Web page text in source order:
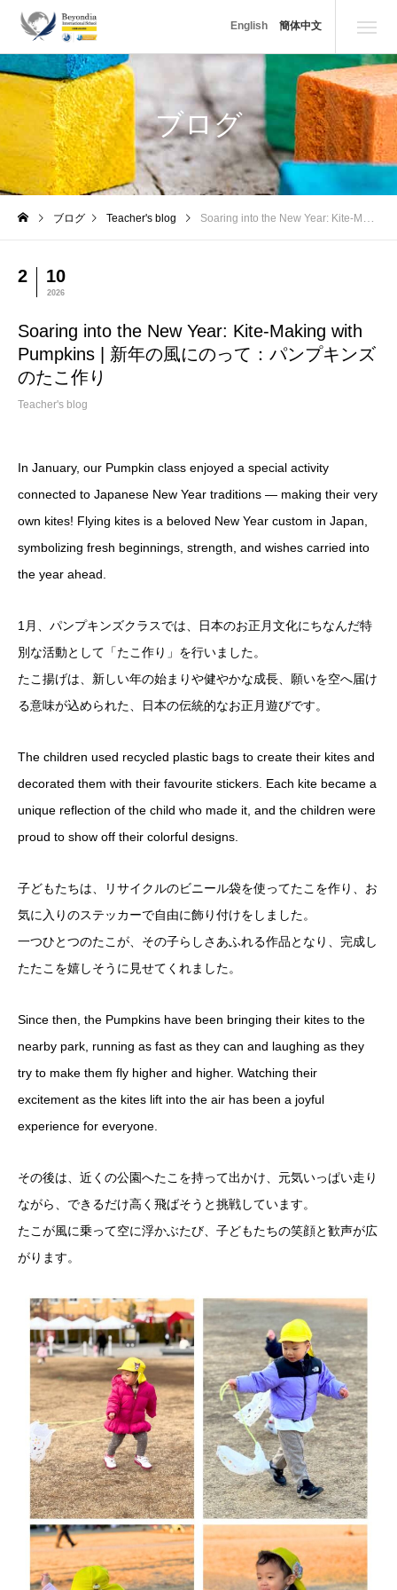
English 簡体中文
ブログ
ブログ Teacher's blog Soaring into the New Year: Kite-Making with Pumpkins | 新年の風にのって：パンプキンズのたこ作り
2 10
2026
Soaring into the New Year: Kite-Making with
Pumpkins | 新年の風にのって：パンプキンズ
のたこ作り
Teacher's blog
In January, our Pumpkin class enjoyed a special activity
connected to Japanese New Year traditions — making their very
own kites! Flying kites is a beloved New Year custom in Japan,
symbolizing fresh beginnings, strength, and wishes carried into
the year ahead.
1月、パンプキンズクラスでは、日本のお正月文化にちなんだ特
別な活動として「たこ作り」を行いました。
たこ揚げは、新しい年の始まりや健やかな成長、願いを空へ届け
る意味が込められた、日本の伝統的なお正月遊びです。
The children used recycled plastic bags to create their kites and
decorated them with their favourite stickers. Each kite became a
unique reflection of the child who made it, and the children were
proud to show off their colorful designs.
子どもたちは、リサイクルのビニール袋を使ってたこを作り、お
気に入りのステッカーで自由に飾り付けをしました。
一つひとつのたこが、その子らしさあふれる作品となり、完成し
たたこを嬉しそうに見せてくれました。
Since then, the Pumpkins have been bringing their kites to the
nearby park, running as fast as they can and laughing as they
try to make them fly higher and higher. Watching their
excitement as the kites lift into the air has been a joyful
experience for everyone.
その後は、近くの公園へたこを持って出かけ、元気いっぱい走り
ながら、できるだけ高く飛ばそうと挑戦しています。
たこが風に乗って空に浮かぶたび、子どもたちの笑顔と歓声が広
がります。